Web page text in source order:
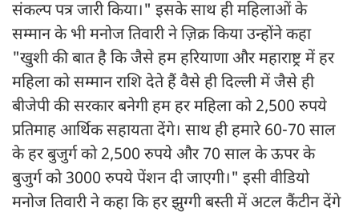
संकल्प पत्र जारी किया।" इसके साथ ही महिलाओं के
सम्मान के भी मनोज तिवारी ने ज़िक्र किया उन्होंने कहा
"खुशी की बात है कि जैसे हम हरियाणा और महाराष्ट्र में हर
महिला को सम्मान राशि देते हैं वैसे ही दिल्ली में जैसे ही
बीजेपी की सरकार बनेगी हम हर महिला को 2,500 रुपये
प्रतिमाह आर्थिक सहायता देंगे। साथ ही हमारे 60-70 साल
के हर बुजुर्ग को 2,500 रुपये और 70 साल के ऊपर के
बुजुर्ग को 3000 रुपये पेंशन दी जाएगी।" इसी वीडियो
मनोज तिवारी ने कहा कि हर झुग्गी बस्ती में अटल कैंटीन देंगे